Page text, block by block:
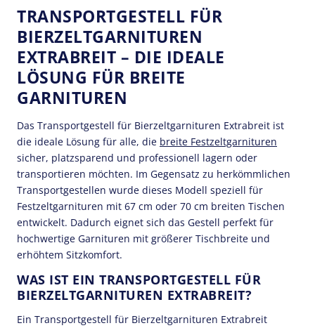
TRANSPORTGESTELL FÜR
BIERZELTGARNITUREN
EXTRABREIT – DIE IDEALE
LÖSUNG FÜR BREITE
GARNITUREN
Das Transportgestell für Bierzeltgarnituren Extrabreit ist
die ideale Lösung für alle, die breite Festzeltgarnituren
sicher, platzsparend und professionell lagern oder
transportieren möchten. Im Gegensatz zu herkömmlichen
Transportgestellen wurde dieses Modell speziell für
Festzeltgarnituren mit 67 cm oder 70 cm breiten Tischen
entwickelt. Dadurch eignet sich das Gestell perfekt für
hochwertige Garnituren mit größerer Tischbreite und
erhöhtem Sitzkomfort.
WAS IST EIN TRANSPORTGESTELL FÜR
BIERZELTGARNITUREN EXTRABREIT?
Ein Transportgestell für Bierzeltgarnituren Extrabreit